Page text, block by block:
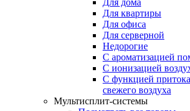
Для дома
Для квартиры
Для офиса
Для серверной
Недорогие
С ароматизацией
С ионизацией
С функцией
свежего воздуха
Мультисплит-системы